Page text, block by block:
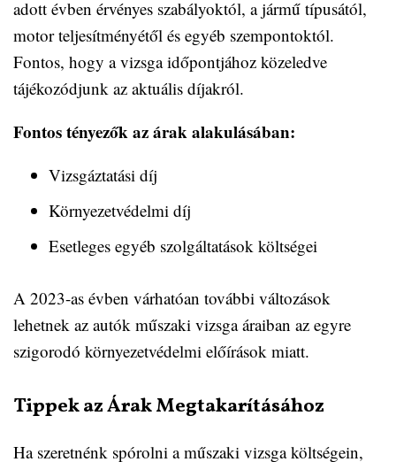
adott évben érvényes szabályoktól, a jármű típusától,
motor teljesítményétől és egyéb szempontoktól.
Fontos, hogy a vizsga időpontjához közeledve
tájékozódjunk az aktuális díjakról.
Fontos tényezők az árak alakulásában:
Vizsgáztatási díj
Környezetvédelmi díj
Esetleges egyéb szolgáltatások költségei
A 2023-as évben várhatóan további változások
lehetnek az autók műszaki vizsga áraiban az egyre
szigorodó környezetvédelmi előírások miatt.
Tippek az Árak Megtakarításához
Ha szeretnénk spórolni a műszaki vizsga költségein,